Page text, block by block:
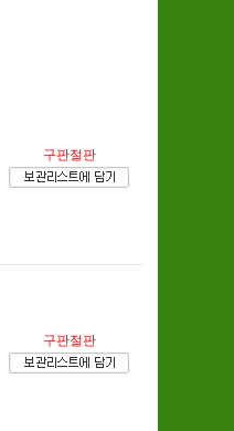
구판절판
구판절판